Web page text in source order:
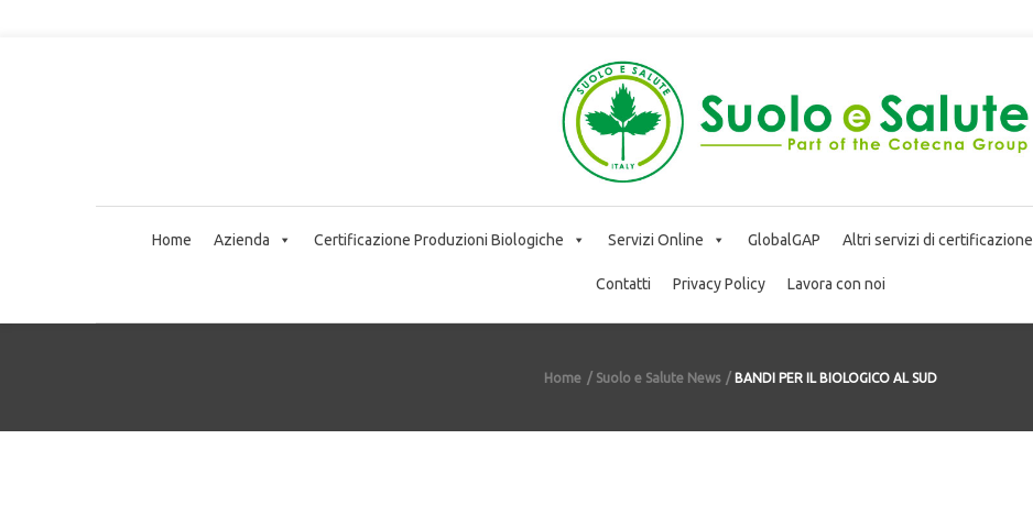
Home Azienda Certificazione Produzioni Biologiche Servizi Online GlobalGAP Altri servizi di certificazione
Contatti Privacy Policy Lavora con noi
Home Suolo e Salute News BANDI PER IL BIOLOGICO AL SUD